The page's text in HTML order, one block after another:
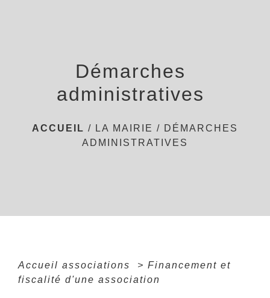
Démarches
administratives
ACCUEIL / LA MAIRIE / DÉMARCHES
ADMINISTRATIVES
Accueil associations > Financement et
fiscalité d'une association